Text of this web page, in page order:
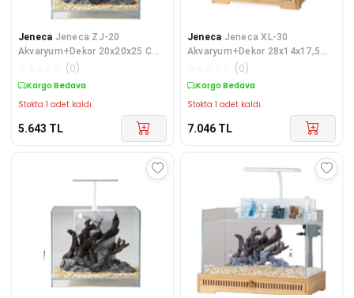
Jeneca Jeneca ZJ-20
Akvaryum+Dekor 20x20x25 Cm
(0)
Kargo Bedava
Stokta 1 adet kaldı.
5.643 TL
Jeneca Jeneca XL-30
Akvaryum+Dekor 28x14x17,5
(0)
Kargo Bedava
Stokta 1 adet kaldı.
7.046 TL